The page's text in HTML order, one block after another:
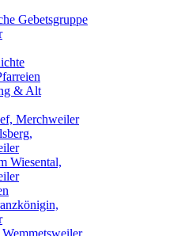
Gebetsgruppe
& Alt
Merchweiler
Wiesental,